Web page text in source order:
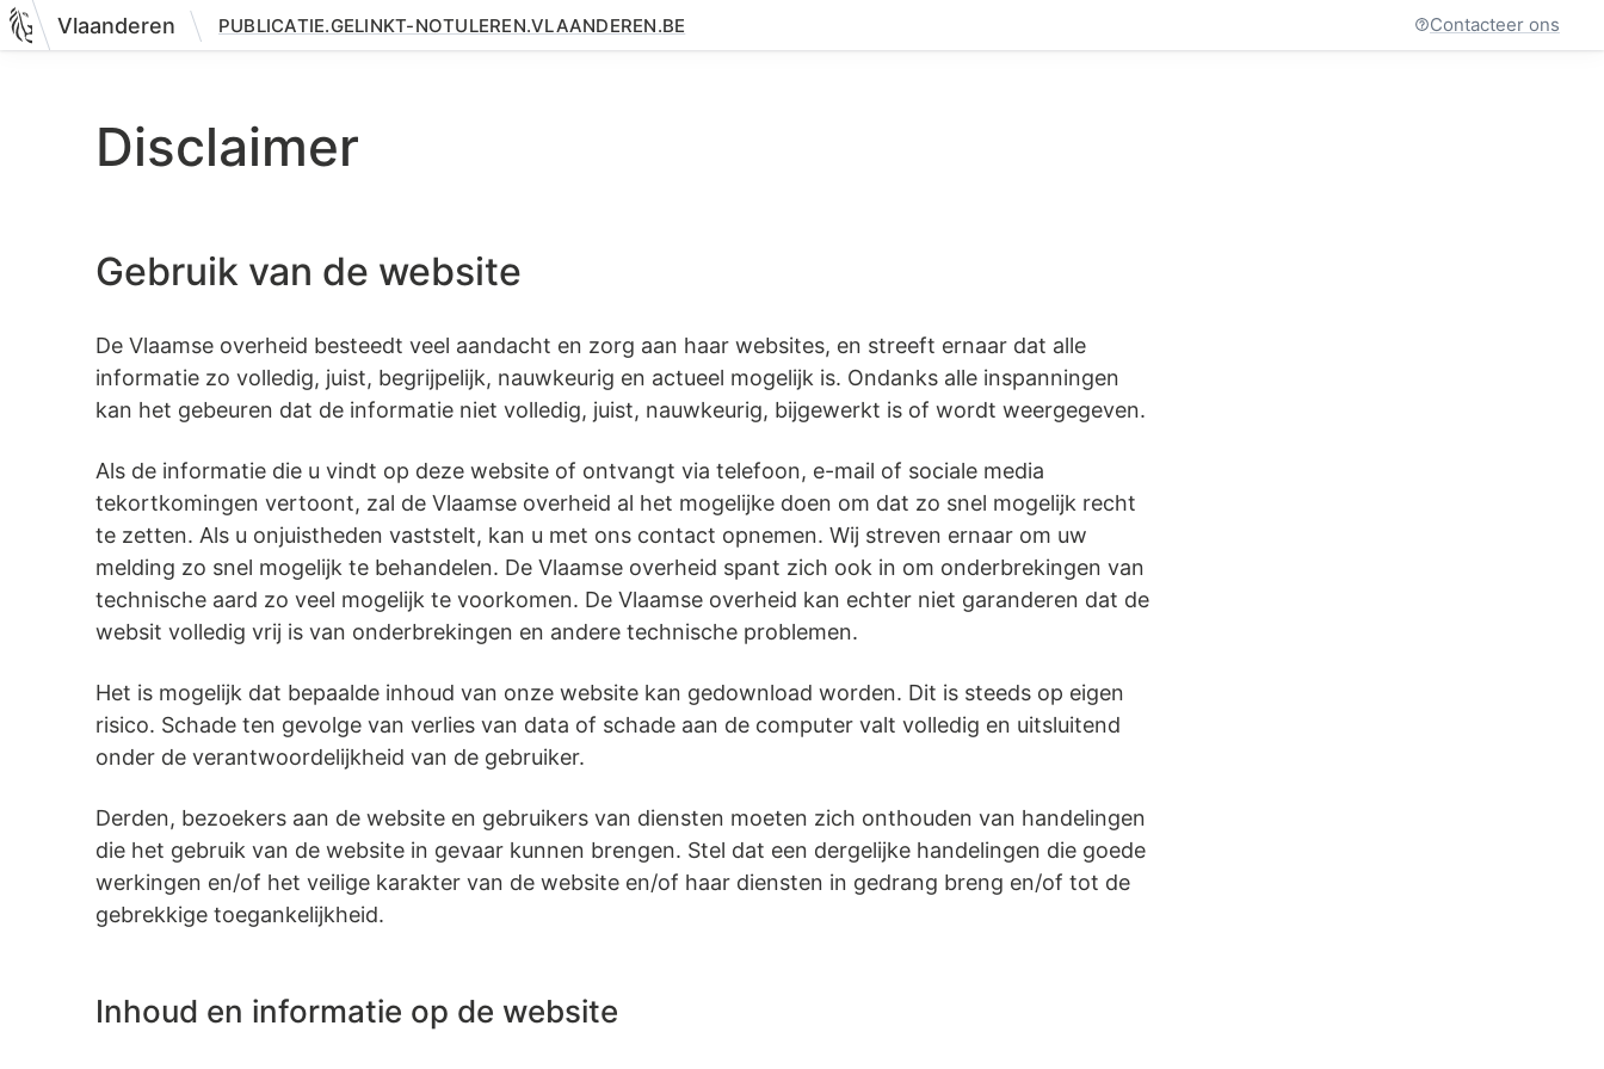
Nieuwe pagina: legaal.disclaimer
Vlaanderen PUBLICATIE.GELINKT-NOTULEREN.VLAANDEREN.BE Contacteer ons
Disclaimer
Gebruik van de website
De Vlaamse overheid besteedt veel aandacht en zorg aan haar websites, en streeft ernaar dat alle
informatie zo volledig, juist, begrijpelijk, nauwkeurig en actueel mogelijk is. Ondanks alle inspanningen
kan het gebeuren dat de informatie niet volledig, juist, nauwkeurig, bijgewerkt is of wordt weergegeven.
Als de informatie die u vindt op deze website of ontvangt via telefoon, e-mail of sociale media
tekortkomingen vertoont, zal de Vlaamse overheid al het mogelijke doen om dat zo snel mogelijk recht
te zetten. Als u onjuistheden vaststelt, kan u met ons contact opnemen. Wij streven ernaar om uw
melding zo snel mogelijk te behandelen. De Vlaamse overheid spant zich ook in om onderbrekingen van
technische aard zo veel mogelijk te voorkomen. De Vlaamse overheid kan echter niet garanderen dat de
websit volledig vrij is van onderbrekingen en andere technische problemen.
Het is mogelijk dat bepaalde inhoud van onze website kan gedownload worden. Dit is steeds op eigen
risico. Schade ten gevolge van verlies van data of schade aan de computer valt volledig en uitsluitend
onder de verantwoordelijkheid van de gebruiker.
Derden, bezoekers aan de website en gebruikers van diensten moeten zich onthouden van handelingen
die het gebruik van de website in gevaar kunnen brengen. Stel dat een dergelijke handelingen die goede
werkingen en/of het veilige karakter van de website en/of haar diensten in gedrang breng en/of tot de
gebrekkige toegankelijkheid.
Inhoud en informatie op de website